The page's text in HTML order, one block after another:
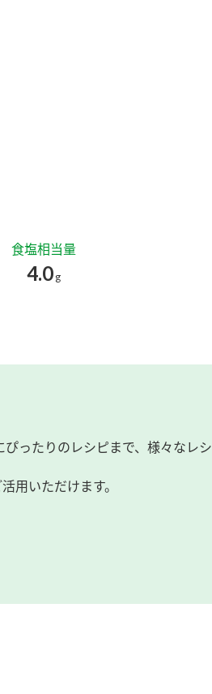
食塩相当量
4.0 g
ったりのレシピまで、様々なレシ
用いただけます。